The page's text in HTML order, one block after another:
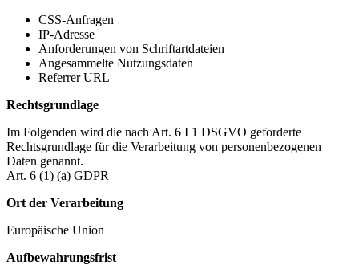
CSS-Anfragen
IP-Adresse
Anforderungen von Schriftartdateien
Angesammelte Nutzungsdaten
Referrer URL
Rechtsgrundlage
Im Folgenden wird die nach Art. 6 I 1 DSGVO geforderte
Rechtsgrundlage für die Verarbeitung von personenbezogenen
Daten genannt.
Art. 6 (1) (a) GDPR
Ort der Verarbeitung
Europäische Union
Aufbewahrungsfrist